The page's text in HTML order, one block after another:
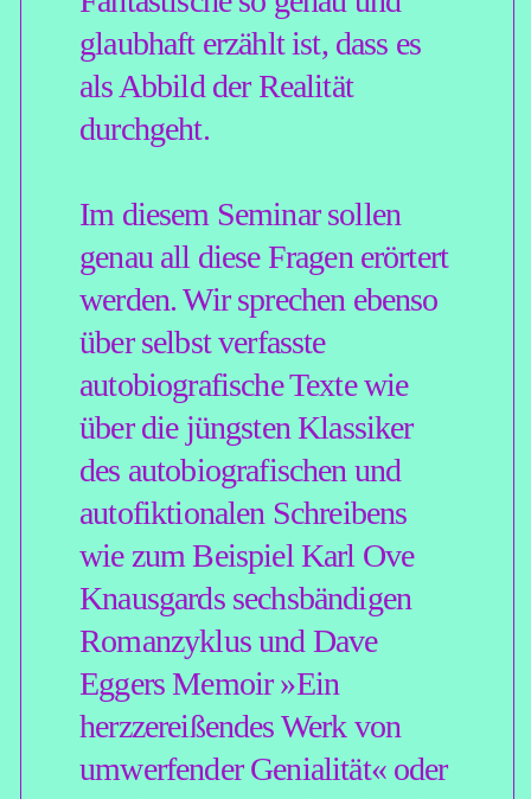
autobiografischen Text
zukommen zu lassen. Dieser
Text sollte maximal 20
Normseiten lang sein (eine
Normseite entspricht 1.800
Leerzeichen), kann aber gerne
auch kürzer sein. Das kann ein
Auszug aus einer längeren
Geschichte sein oder eine
extra fürs Seminar
Diesen Text müssen Sie nicht
gleich mit Ihrer Bewerbung
mitschicken, sondern können
diesen auch später noch
nachreichen. Aus allen
eingereichten Texten erstellen
wir einen Reader, den wir
jedem Teilnehmer vor
Seminarbeginn als pdf per E-
Mail zusenden.